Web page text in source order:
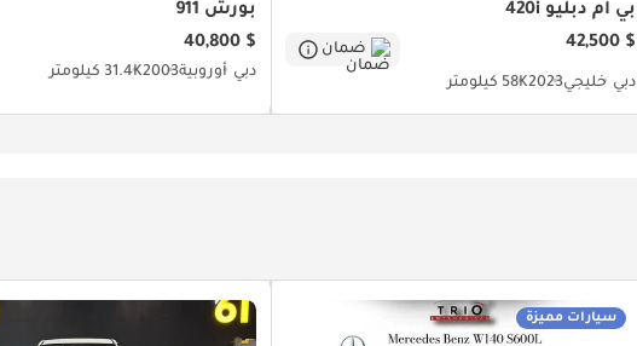
بي أم دبليو 420i
$ 42,500
ضمان
دبي خليجي202358K كيلومتر
بورش 911
$ 40,800
دبي أوروبية200331.4K كيلومتر
سيارات مميزة